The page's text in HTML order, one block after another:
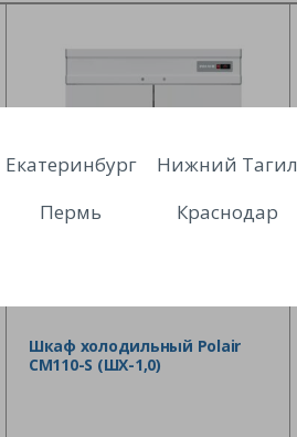
Шкаф холодильный Polair
CM110-S (ШХ-1,0)
Екатеринбург
Нижний Тагил
Пермь
Краснодар